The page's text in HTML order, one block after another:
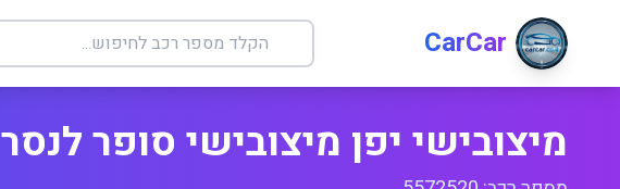
CarCar
מיצובישי יפן מיצובישי סופר לנסר I